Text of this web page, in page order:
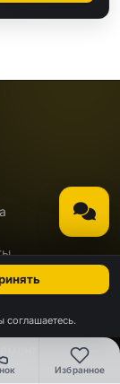
Избранное
соглашаетесь.